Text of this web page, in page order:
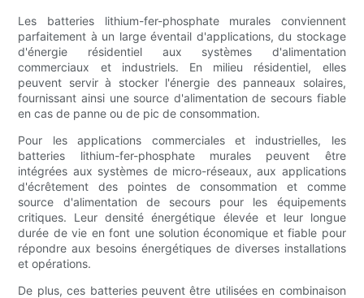
Les batteries lithium-fer-phosphate murales conviennent
parfaitement à un large éventail d'applications, du stockage
d'énergie résidentiel aux systèmes d'alimentation
commerciaux et industriels. En milieu résidentiel, elles
peuvent servir à stocker l'énergie des panneaux solaires,
fournissant ainsi une source d'alimentation de secours fiable
en cas de panne ou de pic de consommation.
Pour les applications commerciales et industrielles, les
batteries lithium-fer-phosphate murales peuvent être
intégrées aux systèmes de micro-réseaux, aux applications
d'écrêtement des pointes de consommation et comme
source d'alimentation de secours pour les équipements
critiques. Leur densité énergétique élevée et leur longue
durée de vie en font une solution économique et fiable pour
répondre aux besoins énergétiques de diverses installations
et opérations.
De plus, ces batteries peuvent être utilisées en combinaison